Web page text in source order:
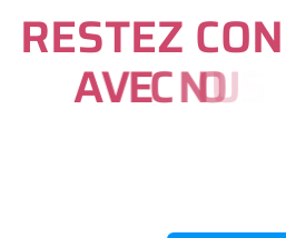
RESTEZ CON
AVECNO